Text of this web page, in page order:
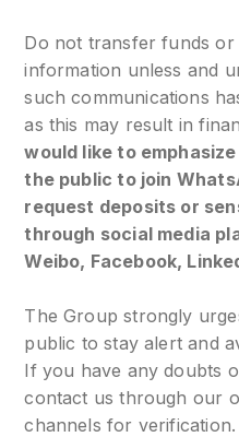
Do not transfer funds or
information unless and
such communications
as this may result in
would like to
the public to join
request deposits or
through social media
Weibo, Facebook,
The Group strongly
public to stay alert and
If you have any doubts
contact us through our
channels for verification.